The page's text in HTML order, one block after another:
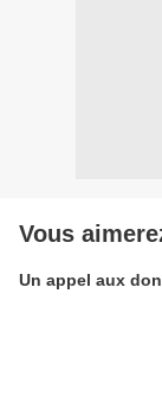
Vous
Un appel aux